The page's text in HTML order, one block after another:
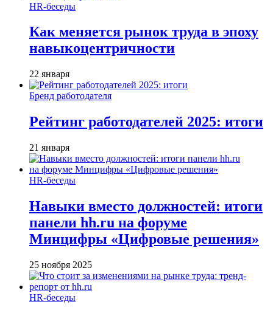
HR-беседы
Как меняется рынок труда в эпоху
навыкоцентричности
22 января
Бренд работодателя
Рейтинг работодателей 2025: итоги
21 января
HR-беседы
Навыки вместо должностей: итоги
панели hh.ru на форуме
Минцифры «Цифровые решения»
25 ноября 2025
HR-беседы